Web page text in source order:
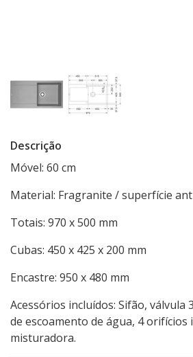
Descrição
Móvel: 60 cm
Material: Fragranite / superfície
Totais: 970 x 500 mm
Cubas: 450 x 425 x 200 mm
Encastre: 950 x 480 mm
Acessórios incluídos: Sifão, válvula
de escoamento de água, 4 orifícios
misturadora.